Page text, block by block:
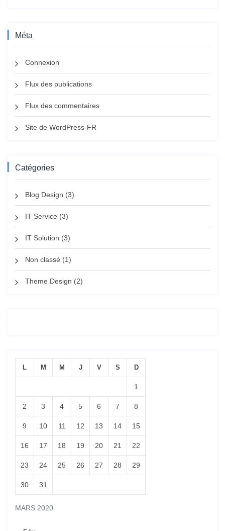
Méta
Connexion
Flux des publications
Flux des commentaires
Site de WordPress-FR
Catégories
Blog Design (3)
IT Service (3)
IT Solution (3)
Non classé (1)
Theme Design (2)
MARS 2020
L M M J V S D
1
2 3 4 5 6 7 8
9 10 11 12 13 14 15
16 17 18 19 20 21 22
23 24 25 26 27 28 29
30 31